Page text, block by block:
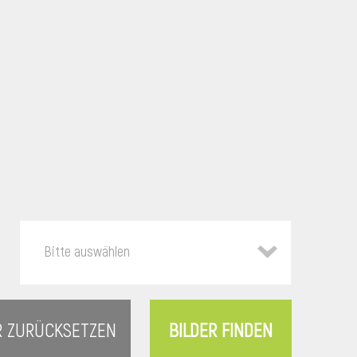
Bitte auswählen